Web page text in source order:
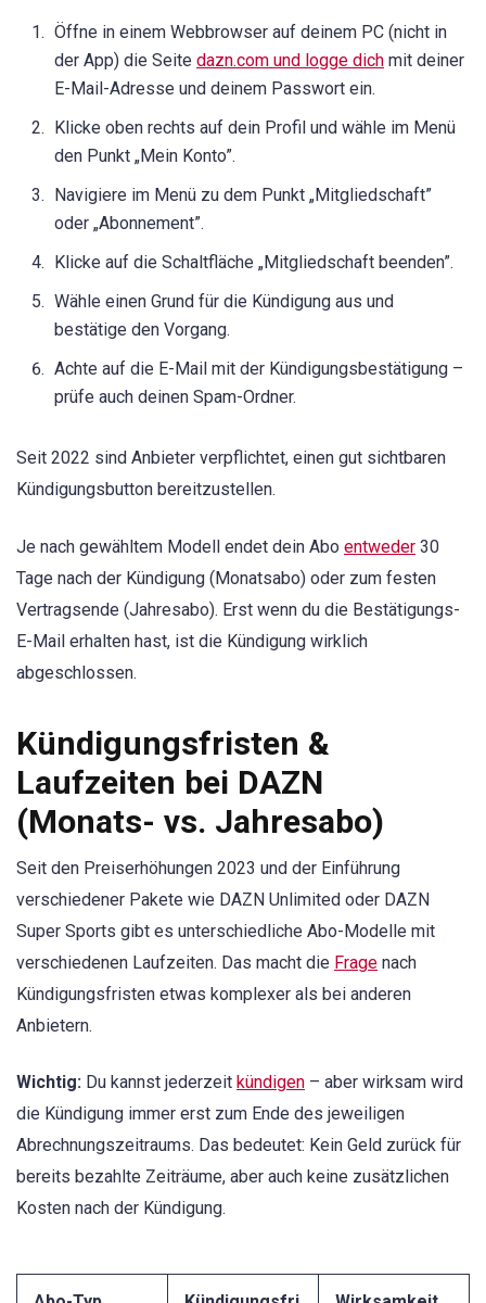
Öffne in einem Webbrowser auf deinem PC (nicht in
der App) die Seite dazn.com und logge dich mit deiner
E-Mail-Adresse und deinem Passwort ein.
Klicke oben rechts auf dein Profil und wähle im Menü
den Punkt „Mein Konto”.
Navigiere im Menü zu dem Punkt „Mitgliedschaft”
oder „Abonnement”.
Klicke auf die Schaltfläche „Mitgliedschaft beenden”.
Wähle einen Grund für die Kündigung aus und
bestätige den Vorgang.
Achte auf die E-Mail mit der Kündigungsbestätigung –
prüfe auch deinen Spam-Ordner.
Seit 2022 sind Anbieter verpflichtet, einen gut sichtbaren
Kündigungsbutton bereitzustellen.
Je nach gewähltem Modell endet dein Abo entweder 30
Tage nach der Kündigung (Monatsabo) oder zum festen
Vertragsende (Jahresabo). Erst wenn du die Bestätigungs-
E-Mail erhalten hast, ist die Kündigung wirklich
abgeschlossen.
Kündigungsfristen &
Laufzeiten bei DAZN
(Monats- vs. Jahresabo)
Seit den Preiserhöhungen 2023 und der Einführung
verschiedener Pakete wie DAZN Unlimited oder DAZN
Super Sports gibt es unterschiedliche Abo-Modelle mit
verschiedenen Laufzeiten. Das macht die Frage nach
Kündigungsfristen etwas komplexer als bei anderen
Anbietern.
Wichtig: Du kannst jederzeit kündigen – aber wirksam wird
die Kündigung immer erst zum Ende des jeweiligen
Abrechnungszeitraums. Das bedeutet: Kein Geld zurück für
bereits bezahlte Zeiträume, aber auch keine zusätzlichen
Kosten nach der Kündigung.